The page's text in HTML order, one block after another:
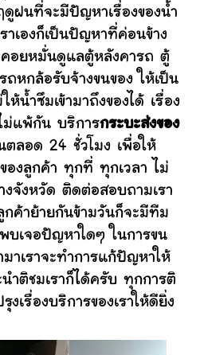
ดูฝนที่จะมีปัญหาเรื่องของน้ำ
ราเองก็เป็นปัญหาที่ค่อนข้าง
คอยหมั่นดูแลตู้หลังคารถ ตู้
หกล้อรับจ้างขนของ ให้เป็น
ห้น้ำซึมเข้ามาถึงของได้ เรื่อง
ม่แพ้กัน บริการกระบะส่งของ
ตลอด 24 ชั่วโมง เพื่อให้
องลูกค้า ทุกที่ ทุกเวลา ไม่
งจังหวัด ติดต่อสอบถามเรา
ค้าย้ายกันข้ามวันก็จะมีทีม
บเจอปัญหาใดๆ ในการขน
าเราจะทำการแก้ปัญหาให้
ำติชมเราก็ได้ครับ ทุกการติ
งเรื่องบริการของเราให้ดียิ่ง